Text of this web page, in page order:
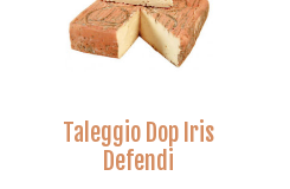
Taleggio Dop Iris
Defendi